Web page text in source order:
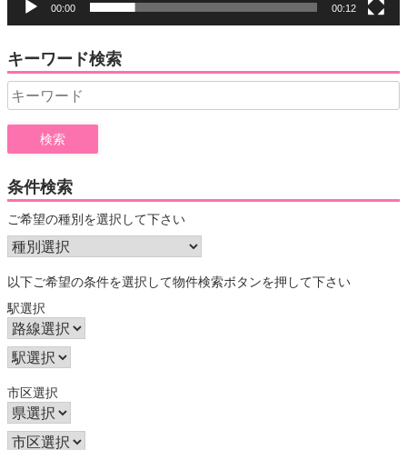
00:00 00:12
キーワード検索
Search
for:
条件検索
ご希望の種別を選択して下さい
以下ご希望の条件を選択して物件検索ボタンを押して下さい
駅選択
市区選択